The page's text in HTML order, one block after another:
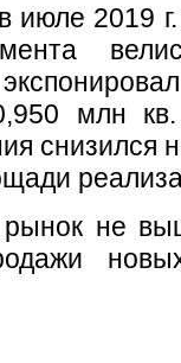
2019
млн
снизился
не